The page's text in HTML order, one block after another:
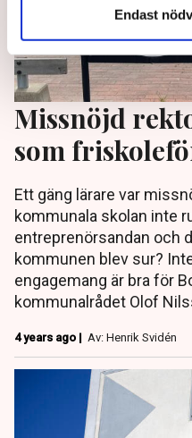
Endast
Missnöjd
som
Ett gäng lärare var
kommunala skolan inte
entreprenörsandan och
kommunen blev sur?
engagemang är bra för
kommunalrådet Olof
4 years ago | Av: Henrik Svidén